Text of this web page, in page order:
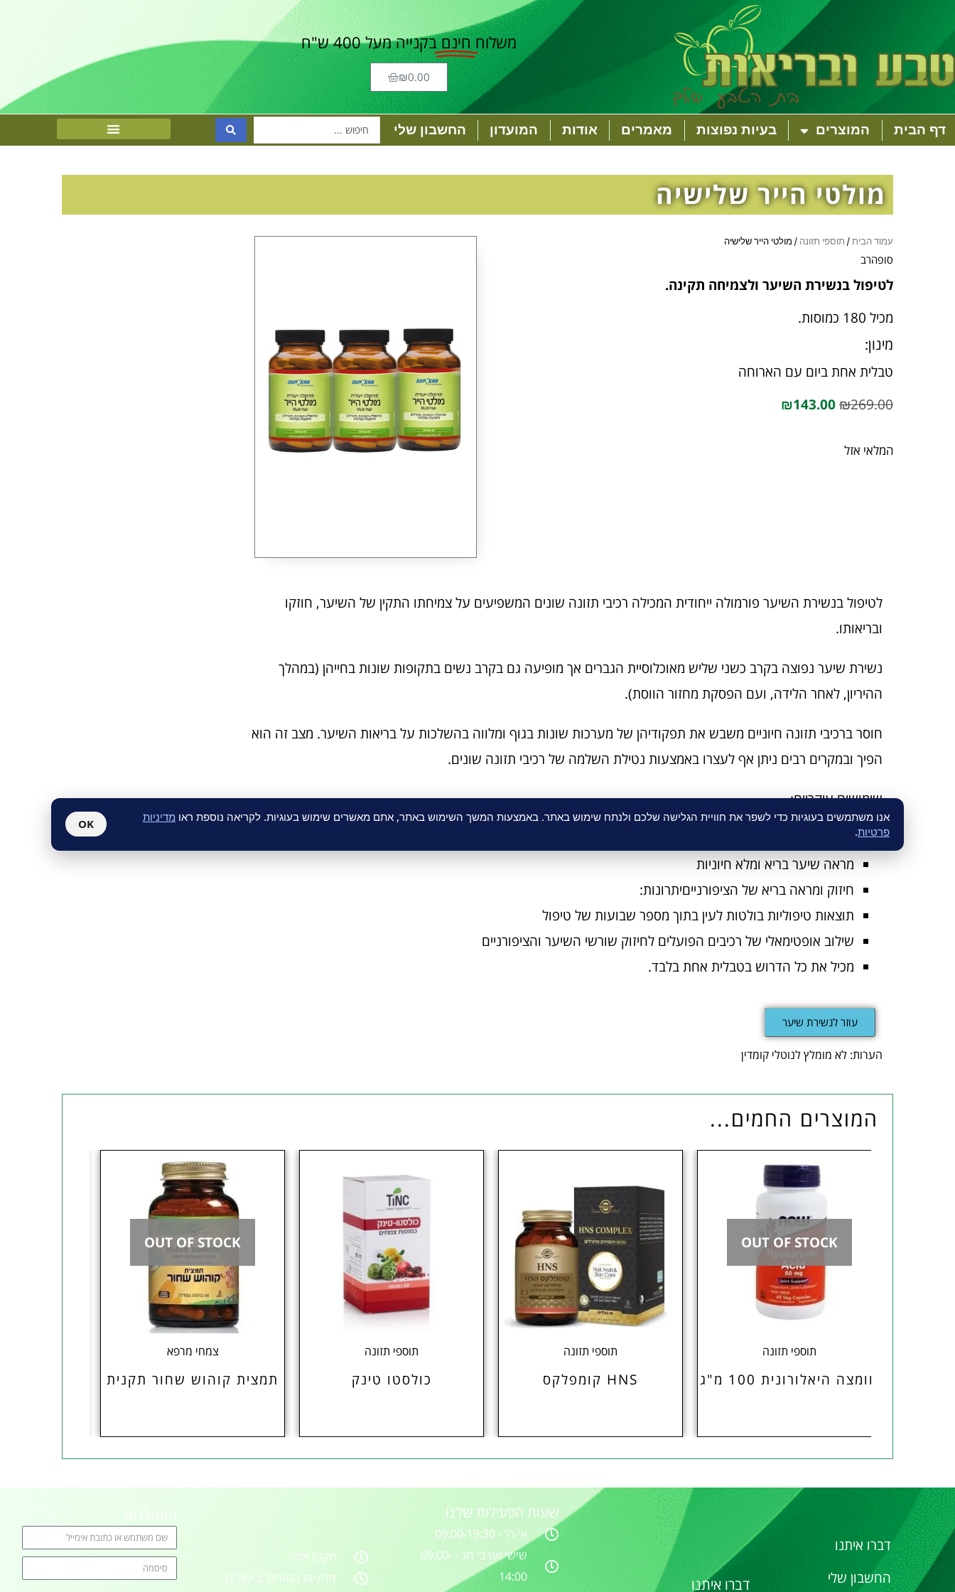
משלוח חינם בקנייה מעל 400 ש"ח
₪0.00
דף הבית המוצרים בעיות נפוצות מאמרים אודות המועדון החשבון שלי
מולטי הייר שלישיה
עמוד הבית/ תוספי תזונה / מולטי הייר שלישיה
סופהרב
לטיפול בנשירת השיער ולצמיחה תקינה.
מכיל 180 כמוסות.
מינון:
טבלית אחת ביום עם הארוחה
₪269.00
₪143.00
המלאי אזל
לטיפול בנשירת השיער פורמולה ייחודית המכילה רכיבי תזונה שונים המשפיעים על צמיחתו התקין של השיער, חוזקו
ובריאותו.
נשירת שיער נפוצה בקרב כשני שליש מאוכלוסיית הגברים אך מופיעה גם בקרב נשים בתקופות שונות בחייהן (במהלך
ההיריון, לאחר הלידה, ועם הפסקת מחזור הווסת).
חוסר ברכיבי תזונה חיוניים משבש את תפקודיהן של מערכות שונות בגוף ומלווה בהשלכות על בריאות השיער. מצב זה הוא
הפיך ובמקרים רבים ניתן אף לעצרו באמצעות נטילת השלמה של רכיבי תזונה שונים.
שימושים עיקריים:
מראה שיער בריא ומלא חיוניות
חיזוק ומראה בריא של הציפורנייםיתרונות:
תוצאות טיפוליות בולטות לעין בתוך מספר שבועות של טיפול
שילוב אופטימאלי של רכיבים הפועלים לחיזוק שורשי השיער והציפורניים
מכיל את כל הדרוש בטבלית אחת בלבד.
עוזר לנשירת שיער
הערות: לא מומלץ לנוטלי קומדין
המוצרים החמים...
OUT OF STOCK
תוספי תזונה
חומצה היאלורונית 100 מ"ג
תוספי תזונה
HNS קומפלקס
תוספי תזונה
כולסטו טינק
OUT OF STOCK
צמחי מרפא
תמצית קוהוש שחור תקנית
דברו איתנו
החשבון שלי
דברו איתנו
שעות הפעילות שלנו
א'-ה' - 09:00-19:30
שישי וערבי חג - 09:00-
14:00
תקנון אתר
מדיניות החזרות וביטולים
התחברות
אנו משתמשים בעוגיות כדי לשפר את חוויית הגלישה שלכם ולנתח שימוש באתר. באמצעות המשך השימוש באתר, אתם מאשרים שימוש בעוגיות. לקריאה נוספת ראו מדיניות
פרטיות.
OK